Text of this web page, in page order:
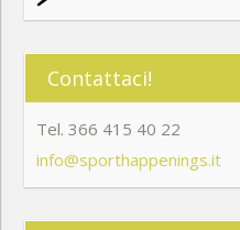
Contattaci!
Tel. 366 415 40 22
info@sporthappenings.it